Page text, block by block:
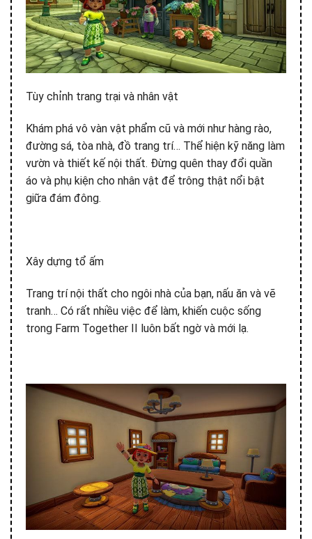
Tùy chỉnh trang trại và nhân vật
Khám phá vô vàn vật phẩm cũ và mới như hàng rào,
đường sá, tòa nhà, đồ trang trí… Thể hiện kỹ năng làm
vườn và thiết kế nội thất. Đừng quên thay đổi quần
áo và phụ kiện cho nhân vật để trông thật nổi bật
giữa đám đông.
Xây dựng tổ ấm
Trang trí nội thất cho ngôi nhà của bạn, nấu ăn và vẽ
tranh… Có rất nhiều việc để làm, khiến cuộc sống
trong Farm Together II luôn bất ngờ và mới lạ.